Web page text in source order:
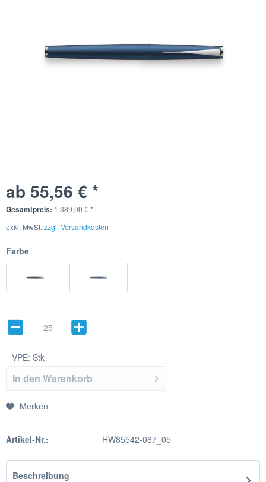
ab 55,56 € *
Gesamtpreis: 1.389,00 €*
exkl. MwSt. zzgl. Versandkosten
Farbe
VPE: Stk
In den Warenkorb
Merken
Artikel-Nr.: HW85542-067_05
Beschreibung